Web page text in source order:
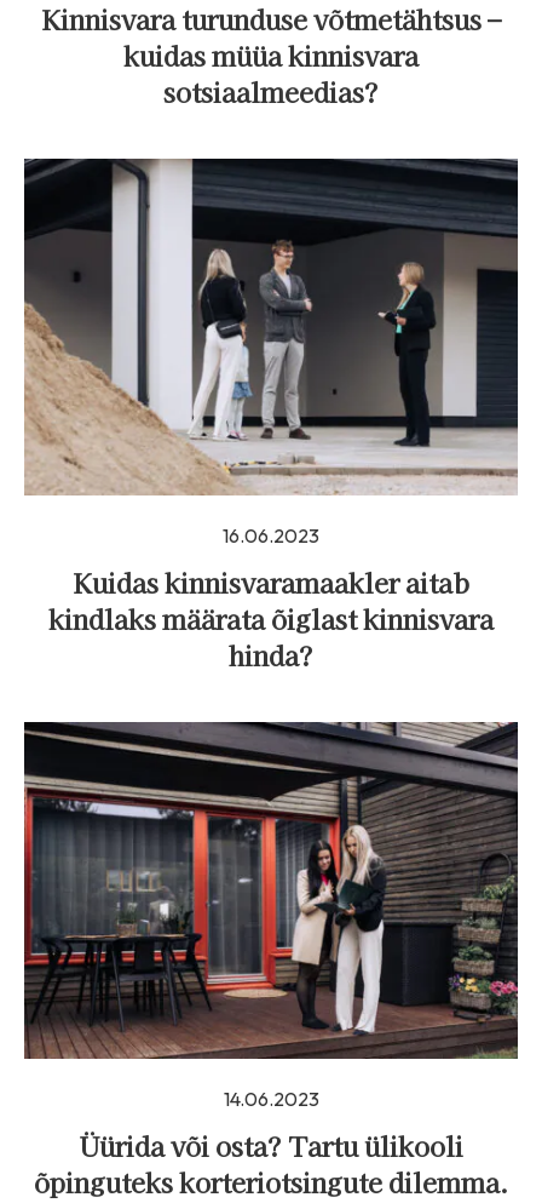
Kinnisvara turunduse võtmetähtsus –
kuidas müüa kinnisvara
sotsiaalmeedias?
16.06.2023
Kuidas kinnisvaramaakler aitab
kindlaks määrata õiglast kinnisvara
hinda?
14.06.2023
Üürida või osta? Tartu ülikooli
õpinguteks korteriotsingute dilemma.